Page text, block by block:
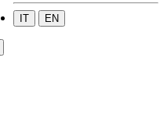
IT EN